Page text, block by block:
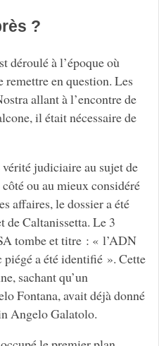
?
déroulé à l’époque où
en question. Les
allant à l’encontre de
il était nécessaire de
judiciaire au sujet de
ou au mieux considéré
affaires, le dossier a été
de Caltanissetta. Le 3
tombe et titre : « l’ADN
a été identifié ». Cette
sachant qu’un
Fontana, avait déjà donné
Angelo Galatolo.